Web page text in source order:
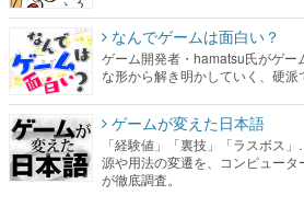
なんでゲームは面白い？
ゲーム開発者・hamatsu氏がゲー
な形から解き明かしていく、硬派
ゲームが変えた日本語
「経験値」「裏技」「ラスボス
源や用法の変遷を、コンピュー
が徹底調査。